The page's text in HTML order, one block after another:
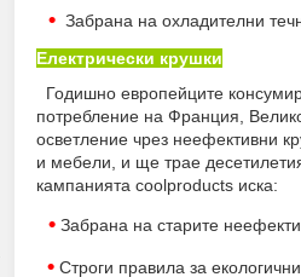
• Забрана на охладителни
Електрически крушки
Годишно европейците
потребление на Франция,
осветление чрез неефективни
и мебели, и ще трае
кампанията coolproducts иска:
• Забрана на старите
• Строги правила за